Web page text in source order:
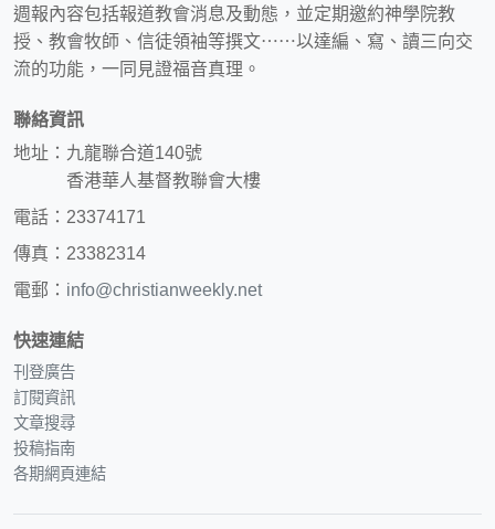
週報內容包括報道教會消息及動態，並定期邀約神學院教
授、教會牧師、信徒領袖等撰文⋯⋯以達編、寫、讀三向交
流的功能，一同見證福音真理。
聯絡資訊
地址：九龍聯合道140號
香港華人基督教聯會大樓
電話：23374171
傳真：23382314
電郵： info@christianweekly.net
快速連結
刊登廣告
訂閱資訊
文章搜尋
投稿指南
各期網頁連結